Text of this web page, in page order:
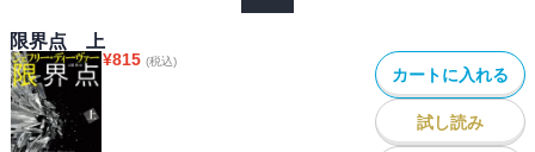
限界点 上
¥815 (税込)
カートに入れる
試し読み